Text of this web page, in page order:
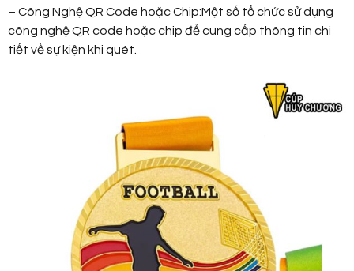
– Công Nghệ QR Code hoặc Chip:Một số tổ chức sử dụng
công nghệ QR code hoặc chip để cung cấp thông tin chi
tiết về sự kiện khi quét.